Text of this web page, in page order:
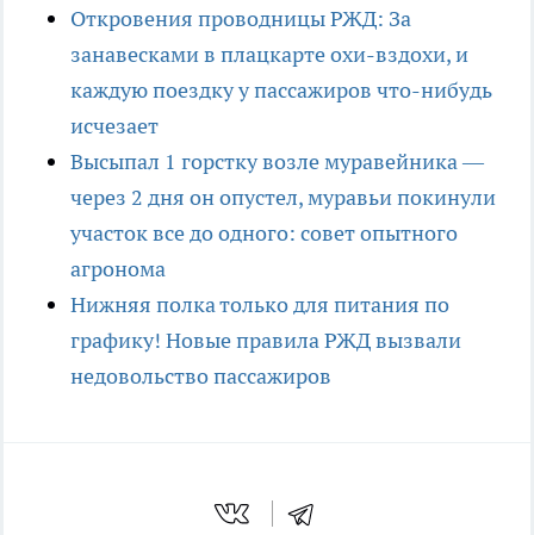
Откровения проводницы РЖД: За
занавесками в плацкарте охи-вздохи, и
каждую поездку у пассажиров что-нибудь
исчезает
Высыпал 1 горстку возле муравейника —
через 2 дня он опустел, муравьи покинули
участок все до одного: совет опытного
агронома
Нижняя полка только для питания по
графику! Новые правила РЖД вызвали
недовольство пассажиров